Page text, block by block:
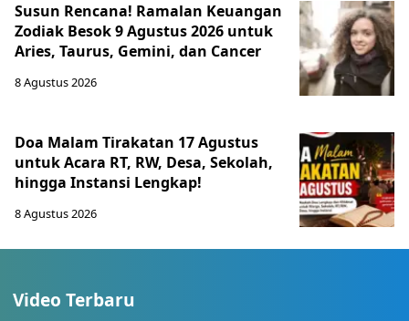
Susun Rencana! Ramalan Keuangan
Zodiak Besok 9 Agustus 2026 untuk
Aries, Taurus, Gemini, dan Cancer
8 Agustus 2026
Doa Malam Tirakatan 17 Agustus
untuk Acara RT, RW, Desa, Sekolah,
hingga Instansi Lengkap!
8 Agustus 2026
Video Terbaru